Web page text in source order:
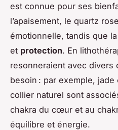
est connue pour ses
l’apaisement, le quartz
émotionnelle, tandis que
et protection. En
resonneraient avec divers
besoin : par exemple,
collier naturel sont
chakra du cœur et au
équilibre et énergie.